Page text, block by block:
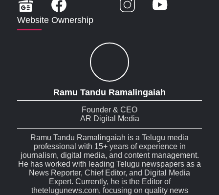
Website Ownership
Ramu Tandu Ramalingaiah
Founder & CEO
AR Digital Media
Ramu Tandu Ramalingaiah is a Telugu media
professional with 15+ years of experience in
journalism, digital media, and content management.
He has worked with leading Telugu newspapers as a
News Reporter, Chief Editor, and Digital Media
Expert. Currently, he is the Editor of
thetelugunews.com, focusing on quality news